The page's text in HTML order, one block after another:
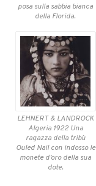
posa sulla sabbia bianca
della Florida.
LEHNERT & LANDROCK
Algeria 1922 Una
ragazza della tribù
Ouled Nail con indosso le
monete d’oro della sua
dote.